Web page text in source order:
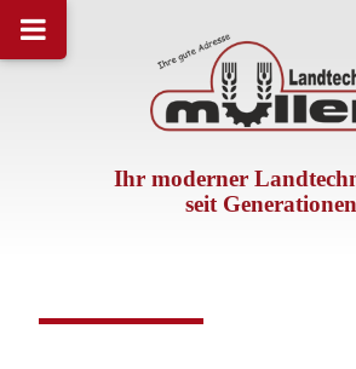
Ihr moderner
seit Generationen